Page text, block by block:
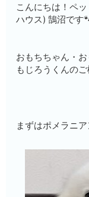
こんにちは！ペ
ハウス) 鵠沼です
おもちちゃん・
もじろうくんの
まずはポメラニ